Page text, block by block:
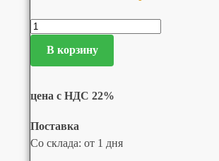
В корзину
цена с НДС 22%
Поставка
Со склада: от 1 дня